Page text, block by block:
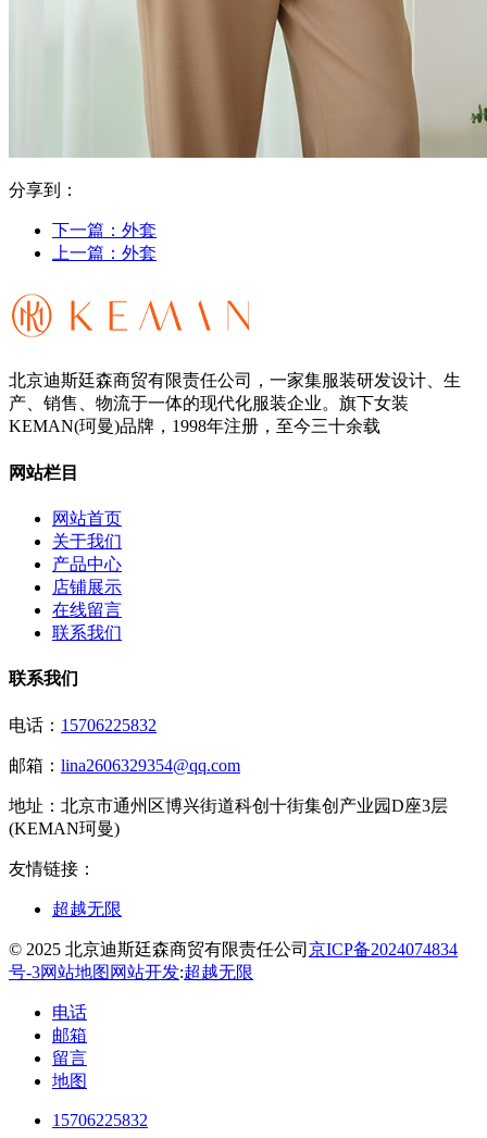
分享到：
下一篇： 外套
上一篇： 外套
北京迪斯廷森商贸有限责任公司，一家集服装研发设计、生
产、销售、物流于一体的现代化服装企业。旗下女装
KEMAN(珂曼)品牌，1998年注册，至今三十余载
网站栏目
网站首页
关于我们
产品中心
店铺展示
在线留言
联系我们
联系我们
电话： 15706225832
邮箱： lina2606329354@qq.com
地址： 北京市通州区博兴街道科创十街集创产业园D座3层
(KEMAN珂曼)
友情链接：
超越无限
© 2025 北京迪斯廷森商贸有限责任公司 京ICP备2024074834
号-3网站地图 网站开发:超越无限
电话
邮箱
留言
地图
15706225832